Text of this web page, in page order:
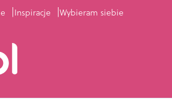
Inspiracje Wybieram siebie